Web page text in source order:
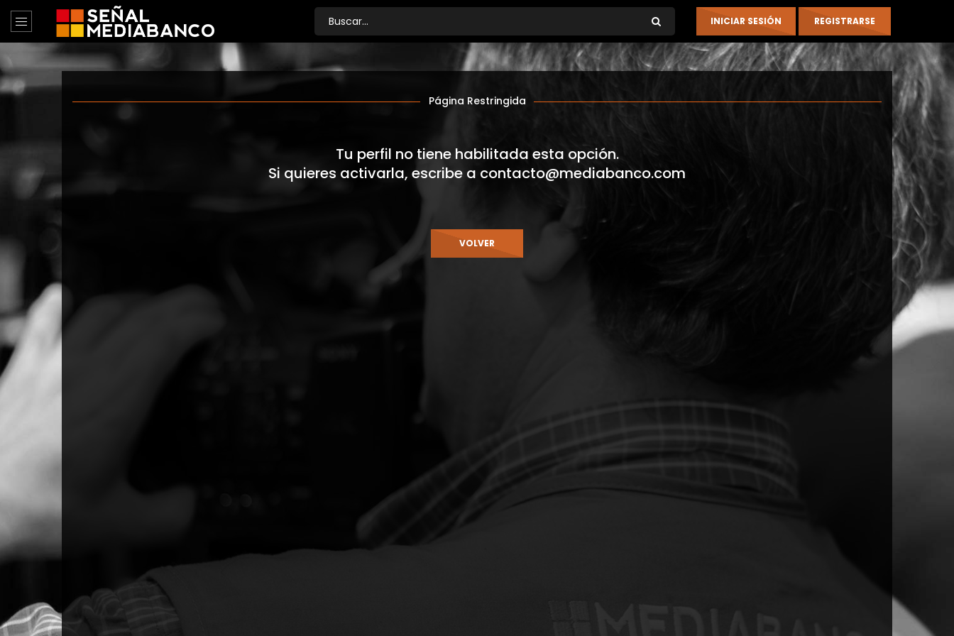
Página Restringida
Tu perfil no tiene habilitada esta opción.
Si quieres activarla, escribe a contacto@mediabanco.com